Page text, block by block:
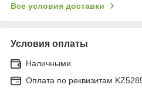
Все условия доставки
Условия оплаты
Наличными
Оплата по реквизитам